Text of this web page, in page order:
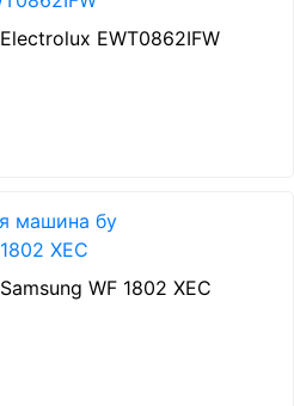
EWT0862IFW
WF 1802 XEC